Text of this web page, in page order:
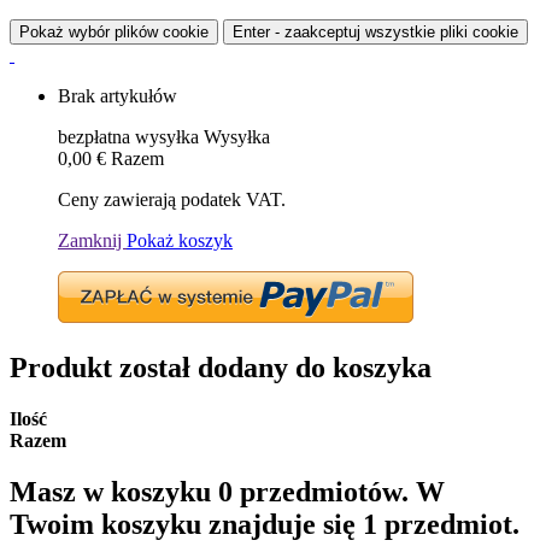
Pokaż wybór plików cookie Enter - zaakceptuj wszystkie pliki cookie
Brak artykułów
bezpłatna wysyłka Wysyłka
0,00 € Razem
Ceny zawierają podatek VAT.
Zamknij Pokaż koszyk
Produkt został dodany do koszyka
Ilość
Razem
Masz w koszyku 0 przedmiotów. W
Twoim koszyku znajduje się 1 przedmiot.